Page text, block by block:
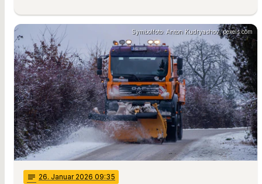
Symbolfoto: Anton Kudryashov, pexels.com
notes 26. Januar 2026 09:35